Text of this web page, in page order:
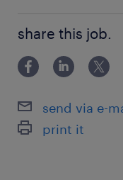
・QAプロセスの
・ブロックチェー
・日本語ビジネス
■歓迎要件
・ソフトウェア
融等ミッションクリ
QAプロセスの構築
への関心 ・日本語ビ
share this job.
send via e-
print it